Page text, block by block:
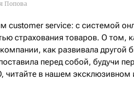
Попова
customer service: с системой
страхования товаров. О том,
как развивала другой
перед собой, будучи
читайте в нашем эксклюзивном